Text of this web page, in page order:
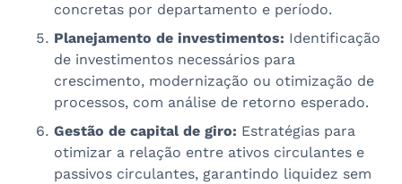
concretas por departamento e período.
Planejamento de investimentos: Identificação
de investimentos necessários para
crescimento, modernização ou otimização de
processos, com análise de retorno esperado.
Gestão de capital de giro: Estratégias para
otimizar a relação entre ativos circulantes e
passivos circulantes, garantindo liquidez sem